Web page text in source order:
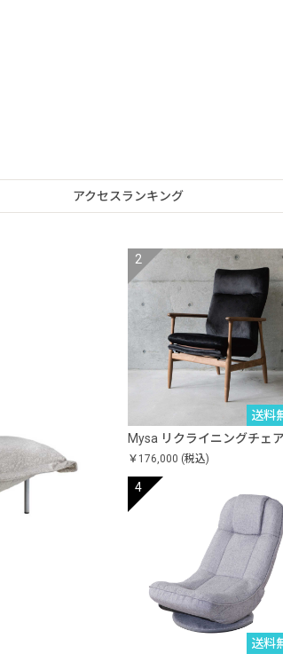
アクセスランキング
送料
Mysa リクライニングチェア
￥176,000 (税込)
送料